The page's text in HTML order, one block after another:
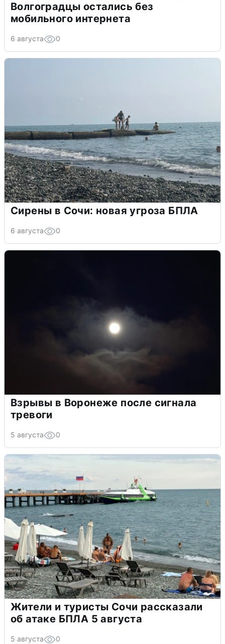
Волгоградцы остались без
мобильного интернета
6 августа 0
Сирены в Сочи: новая угроза БПЛА
6 августа 0
Взрывы в Воронеже после сигнала
тревоги
5 августа 0
Жители и туристы Сочи рассказали
об атаке БПЛА 5 августа
5 августа 0